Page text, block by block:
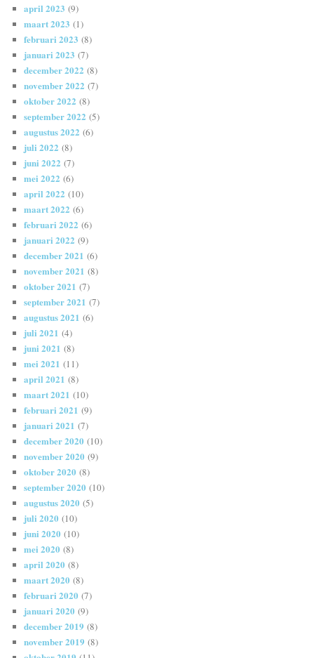
april 2023 (9)
maart 2023 (1)
februari 2023 (8)
januari 2023 (7)
december 2022 (8)
november 2022 (7)
oktober 2022 (8)
september 2022 (5)
augustus 2022 (6)
juli 2022 (8)
juni 2022 (7)
mei 2022 (6)
april 2022 (10)
maart 2022 (6)
februari 2022 (6)
januari 2022 (9)
december 2021 (6)
november 2021 (8)
oktober 2021 (7)
september 2021 (7)
augustus 2021 (6)
juli 2021 (4)
juni 2021 (8)
mei 2021 (11)
april 2021 (8)
maart 2021 (10)
februari 2021 (9)
januari 2021 (7)
december 2020 (10)
november 2020 (9)
oktober 2020 (8)
september 2020 (10)
augustus 2020 (5)
juli 2020 (10)
juni 2020 (10)
mei 2020 (8)
april 2020 (8)
maart 2020 (8)
februari 2020 (7)
januari 2020 (9)
december 2019 (8)
november 2019 (8)